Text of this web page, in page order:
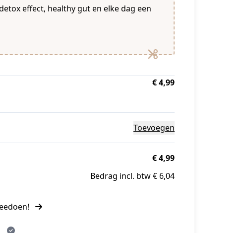
effect, healthy gut en elke dag een
€ 4,99
Toevoegen
€ 4,99
Bedrag incl. btw € 6,04